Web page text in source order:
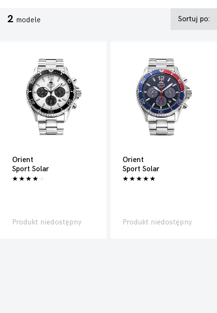
2 modele Sortuj po:
Orient
Sport Solar
Produkt niedostępny
Orient
Sport Solar
Produkt niedostępny